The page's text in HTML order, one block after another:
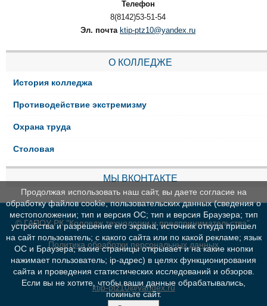
Телефон
8(8142)53-51-54
Эл. почта ktip-ptz10@yandex.ru
О КОЛЛЕДЖЕ
История колледжа
Противодействие экстремизму
Охрана труда
Столовая
МЫ ВКОНТАКТЕ
© ГАПОУ РК "Колледж технологии и предпринимательства"
Политика обработки персональных данных
ktip-ptz10@yandex.ru
Продолжая использовать наш сайт, вы даете согласие на
обработку файлов cookie, пользовательских данных (сведения о
местоположении; тип и версия ОС; тип и версия Браузера; тип
устройства и разрешение его экрана; источник откуда пришел
на сайт пользователь; с какого сайта или по какой рекламе; язык
ОС и Браузера; какие страницы открывает и на какие кнопки
нажимает пользователь; ip-адрес) в целях функционирования
сайта и проведения статистических исследований и обзоров.
Если вы не хотите, чтобы ваши данные обрабатывались,
покиньте сайт.